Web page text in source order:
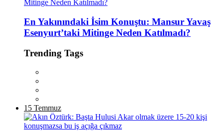
En Yakınındaki İsim Konuştu: Mansur Yavaş
Esenyurt’taki Mitinge Neden Katılmadı?
Trending Tags
15 Temmuz